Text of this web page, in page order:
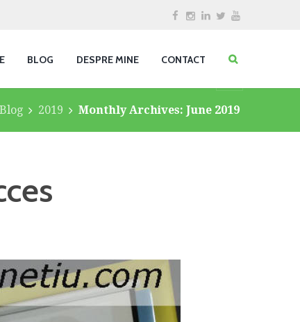
BLOG DESPRE MINE CONTACT
Blog 2019 Monthly Archives: June 2019